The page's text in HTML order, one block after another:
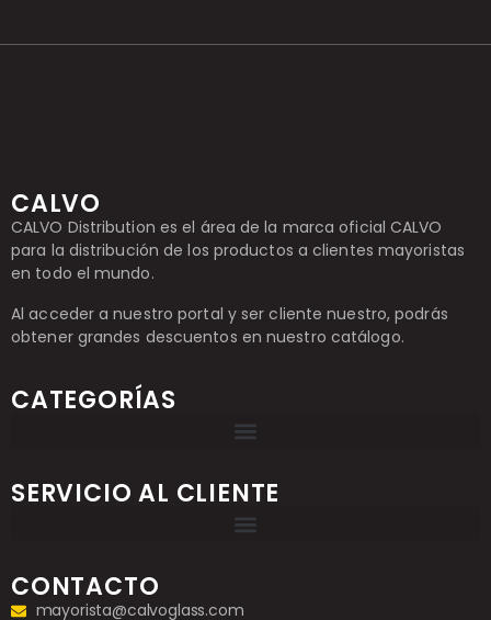
CALVO
CALVO Distribution es el área de la marca oficial CALVO
para la distribución de los productos a clientes mayoristas
en todo el mundo.
Al acceder a nuestro portal y ser cliente nuestro, podrás
obtener grandes descuentos en nuestro catálogo.
CATEGORÍAS
SERVICIO AL CLIENTE
CONTACTO
mayorista@calvoglass.com